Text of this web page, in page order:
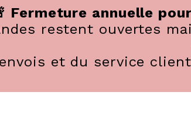
Fermeture annuelle
restent ouvertes
et du service